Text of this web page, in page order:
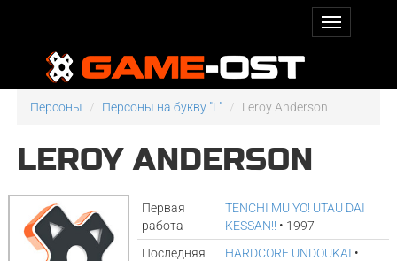
Персоны Персоны на букву "L" Leroy Anderson
LEROY ANDERSON
Первая
работа
TENCHI MU YO! UTAU DAI
KESSAN!! • 1997
Последняя
HARDCORE UNDOUKAI •